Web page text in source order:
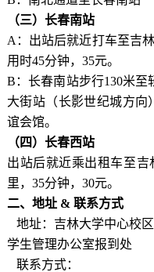
（三） 长春南站
A：出站后就近打车至吉
用时45分钟，35元。
B：长春南站步行130米
大街站（长影世纪城方向
谊会馆。
（四） 长春西站
出站后就近乘出租车至
里，35分钟，30元。
二、 地址& 联系方式
地址：吉林大学中心校
学生管理办公室报到处
联系方式：